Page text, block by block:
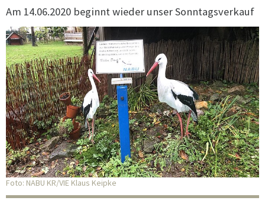
Am 14.06.2020 beginnt wieder unser Sonntagsverkauf
Foto: NABU KR/VIE Klaus Keipke